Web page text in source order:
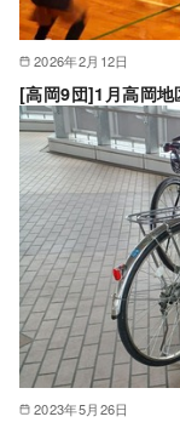
2026年2月12日
[高岡9団]1月高岡地
2023年5月26日